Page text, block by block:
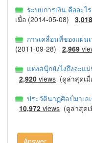
ระบบการเงิน คืออะ
เมื่อ (2014-05-08) 3,018
การเคลื่อนที่ของแผ่น
(2011-09-28) 2,969
แทงสนุ๊กยังไงถึงจะแ
2,920 views (ดูล่าสุดเ
ประวัตินาฏศิลป์มาเล
10,972 views (ดูล่าสุด